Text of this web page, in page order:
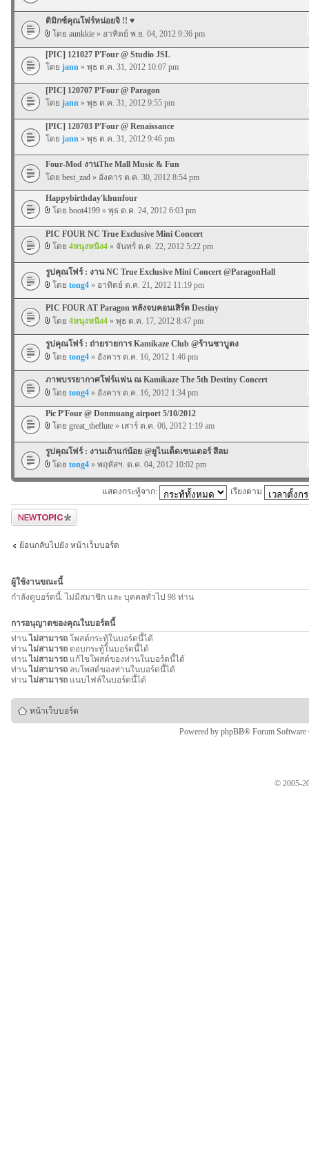
ติมิกซ์คุณโฟร์หน่อยจิ !! ♥
โดย aunkkie » อาทิตย์ พ.ย. 04, 2012 9:36 pm
[PIC] 121027 P'Four @ Studio JSL
โดย jann » พุธ ต.ค. 31, 2012 10:07 pm
[PIC] 120707 P'Four @ Paragon
โดย jann » พุธ ต.ค. 31, 2012 9:55 pm
[PIC] 120703 P'Four @ Renaissance
โดย jann » พุธ ต.ค. 31, 2012 9:46 pm
Four-Mod งานThe Mall Music & Fun
โดย best_zad » อังคาร ต.ค. 30, 2012 8:54 pm
Happybirthday'khunfour
โดย boot4199 » พุธ ต.ค. 24, 2012 6:03 pm
PIC FOUR NC True Exclusive Mini Concert
โดย 4หนุงหนิง4 » จันทร์ ต.ค. 22, 2012 5:22 pm
รูปคุณโฟร์ : งาน NC True Exclusive Mini Concert @ParagonHall
โดย tong4 » อาทิตย์ ต.ค. 21, 2012 11:19 pm
PIC FOUR AT Paragon หลังจบคอนเสิร์ต Destiny
โดย 4หนุงหนิง4 » พุธ ต.ค. 17, 2012 8:47 pm
รูปคุณโฟร์ : ถ่ายรายการ Kamikaze Club @ร้านชาบูตง
โดย tong4 » อังคาร ต.ค. 16, 2012 1:46 pm
ภาพบรรยากาศโฟร์แฟน ณ Kamikaze The 5th Destiny Concert
โดย tong4 » อังคาร ต.ค. 16, 2012 1:34 pm
Pic P'Four @ Donmuang airport 5/10/2012
โดย great_theflute » เสาร์ ต.ค. 06, 2012 1:19 am
รูปคุณโฟร์ : งานเถ้าแก่น้อย @ยูไนเต็ดเซนเตอร์ สีลม
โดย tong4 » พฤหัสฯ. ต.ค. 04, 2012 10:02 pm
แสดงกระทู้จาก: เรียงตาม
ตั้งกระทู้ใหม่
ย้อนกลับไปยัง หน้าเว็บบอร์ด
ผู้ใช้งานขณะนี้
กำลังดูบอร์ดนี้: ไม่มีสมาชิก และ บุคคลทั่วไป 98 ท่าน
การอนุญาตของคุณในบอร์ดนี้
ท่าน ไม่สามารถ โพสต์กระทู้ในบอร์ดนี้ได้
ท่าน ไม่สามารถ ตอบกระทู้ในบอร์ดนี้ได้
ท่าน ไม่สามารถ แก้ไขโพสต์ของท่านในบอร์ดนี้ได้
ท่าน ไม่สามารถ ลบโพสต์ของท่านในบอร์ดนี้ได้
ท่าน ไม่สามารถ แนบไฟล์ในบอร์ดนี้ได้
หน้าเว็บบอร์ด
Powered by phpBB® Forum
© 2005-